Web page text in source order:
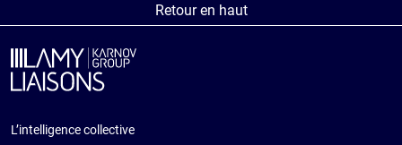
Retour en haut
L’intelligence collective